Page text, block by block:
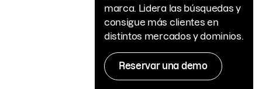
marca. Lidera las búsquedas y
consigue más clientes en
distintos mercados y dominios.
Reservar una demo